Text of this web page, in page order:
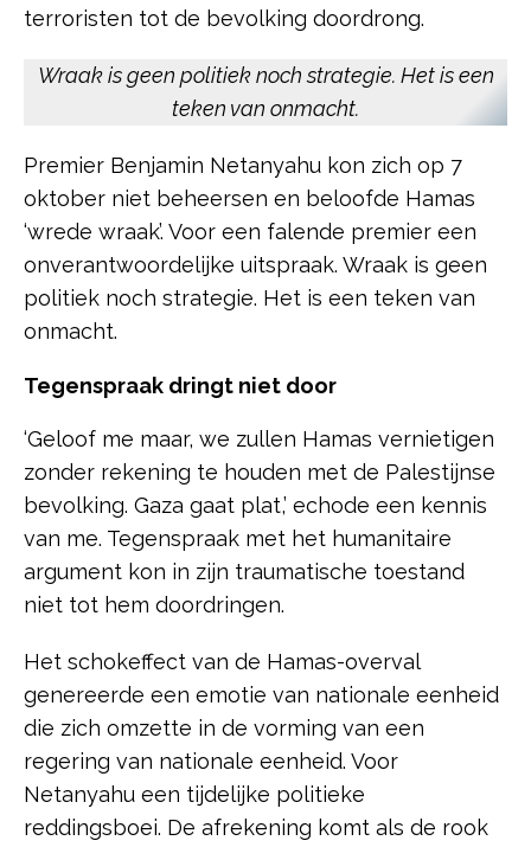
terroristen tot de bevolking doordrong.
Wraak is geen politiek noch strategie. Het is een
teken van onmacht.
Premier Benjamin Netanyahu kon zich op 7
oktober niet beheersen en beloofde Hamas
‘wrede wraak’. Voor een falende premier een
onverantwoordelijke uitspraak. Wraak is geen
politiek noch strategie. Het is een teken van
onmacht.
Tegenspraak dringt niet door
‘Geloof me maar, we zullen Hamas vernietigen
zonder rekening te houden met de Palestijnse
bevolking. Gaza gaat plat,’ echode een kennis
van me. Tegenspraak met het humanitaire
argument kon in zijn traumatische toestand
niet tot hem doordringen.
Het schokeffect van de Hamas-overval
genereerde een emotie van nationale eenheid
die zich omzette in de vorming van een
regering van nationale eenheid. Voor
Netanyahu een tijdelijke politieke
reddingsboei. De afrekening komt als de rook